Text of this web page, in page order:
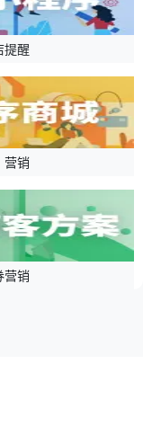
提醒
营销
营销